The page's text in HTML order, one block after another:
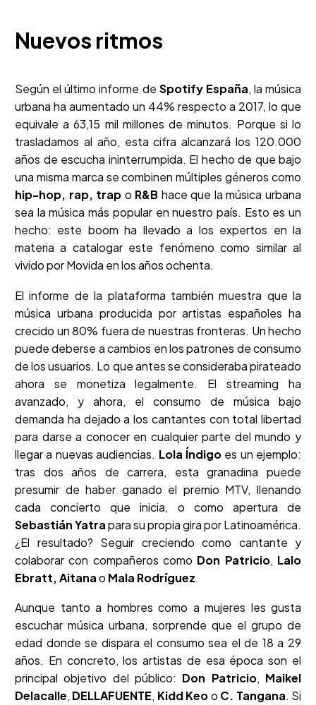
Nuevos ritmos
Según el último informe de Spotify España, la música
urbana ha aumentado un 44% respecto a 2017, lo que
equivale a 63,15 mil millones de minutos. Porque si lo
trasladamos al año, esta cifra alcanzará los 120.000
años de escucha ininterrumpida. El hecho de que bajo
una misma marca se combinen múltiples géneros como
hip-hop, rap, trap o R&B hace que la música urbana
sea la música más popular en nuestro país. Esto es un
hecho: este boom ha llevado a los expertos en la
materia a catalogar este fenómeno como similar al
vivido por Movida en los años ochenta.
El informe de la plataforma también muestra que la
música urbana producida por artistas españoles ha
crecido un 80% fuera de nuestras fronteras. Un hecho
puede deberse a cambios en los patrones de consumo
de los usuarios. Lo que antes se consideraba pirateado
ahora se monetiza legalmente. El streaming ha
avanzado, y ahora, el consumo de música bajo
demanda ha dejado a los cantantes con total libertad
para darse a conocer en cualquier parte del mundo y
llegar a nuevas audiencias. Lola Índigoes un ejemplo:
tras dos años de carrera, esta granadina puede
presumir de haber ganado el premio MTV, llenando
cada concierto que inicia, o como apertura de
Sebastián Yatrapara su propia gira por Latinoamérica.
¿El resultado? Seguir creciendo como cantante y
colaborar con compañeros como Don Patricio, Lalo
Ebratt, Aitanao Mala Rodríguez.
Aunque tanto a hombres como a mujeres les gusta
escuchar música urbana, sorprende que el grupo de
edad donde se dispara el consumo sea el de 18 a 29
años. En concreto, los artistas de esa época son el
principal objetivo del público: Don Patricio, Maikel
Delacalle, DELLAFUENTE, Kidd Keoo C. Tangana. Si